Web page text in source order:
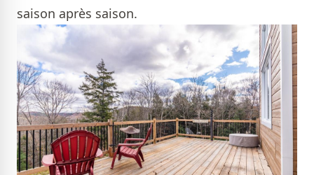
saison après saison.